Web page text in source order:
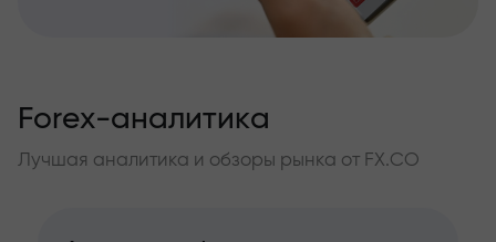
Forex-аналитика
Лучшая аналитика и обзоры рынка от FX.CO